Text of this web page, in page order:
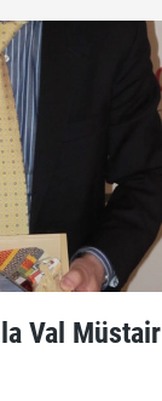
Val Müstair